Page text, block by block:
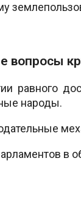
вопросы
равного
народы.
в